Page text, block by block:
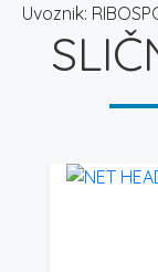
Uvoznik: